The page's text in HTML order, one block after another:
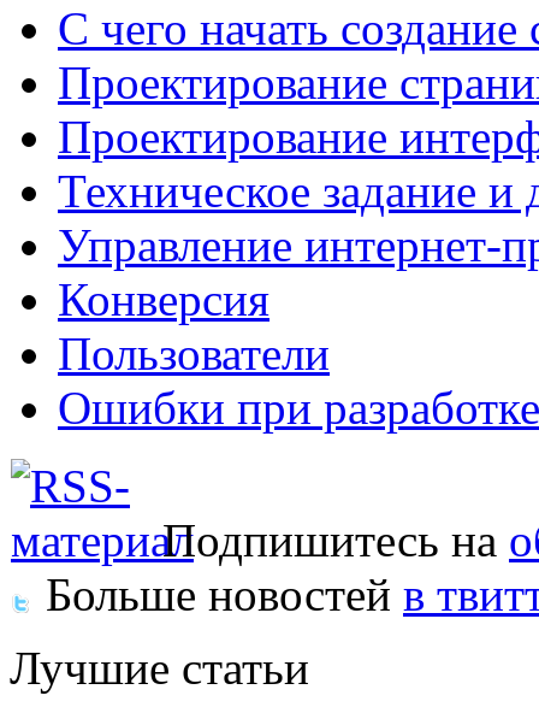
С чего начать создание
Проектирование
Проектирование
Техническое задание и
Управление интернет-
Конверсия
Пользователи
Ошибки при
Подпишитесь на
Больше новостей в
Лучшие статьи